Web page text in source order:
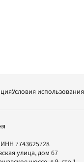
Условия использования
7743625728
улица, дом 67